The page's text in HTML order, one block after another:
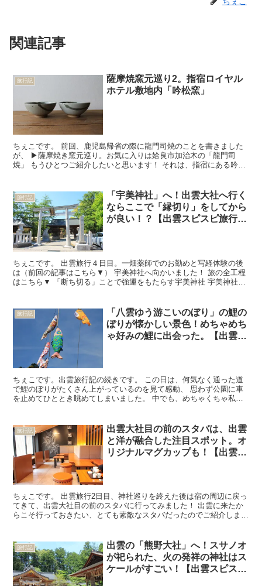
関連記事
旅行記
薩摩焼窯元巡り2。指宿ロイヤル
ホテル敷地内「吟松窯」
ちぇこです。 前回、鹿児島帰省の際に龍門司焼のことを書きました
が、 ▶薩摩焼き窯元巡り。お気に入りは姶良市加治木の「龍門司
焼」 もうひとつご紹介したいと思います！ それは、指宿にある吟松
旅行記
「宇美神社」へ！出雲大社へ行く
ならここで「縁切り」をしてから
が良い！？【出雲スピスピ旅行記
ちぇこです。 出雲旅行４日目。一畑薬師でのお勤めと写経体験の後
は（前回の記事はこちら▼） 宇美神社へ向かいました！ 旅の全工程
はこちら▼ 「断ち切る」ことで強運をもたらす宇美神社 宇美神社へ
旅行記
「八雲ゆう游こいのぼり」の鯉の
ぼりが懐かしい景色！めちゃめち
ゃ好みの鯉に出会った。【出雲ス
ちぇこです。出雲旅行記の続きです。 この日は、何気なく通った道
で鯉のぼりがたくさん上がっているのを見て感動、 思わず公園に車
を止めてひととき眺めてしまいました。 中でも、めちゃくちゃ私好
旅行記
出雲大社目の前のスタバは、出雲
と洋が融合した注目スポット。オ
リジナルマグカップも！【出雲ス
ちぇこです。 出雲旅行2日目、神社巡りを終えた後は宿の周辺に戻っ
てきて、出雲大社目の前のスタバに行ってみました！ 出雲に来たか
らこそ行っておきたい、とても素敵なスタバだったのでご紹介しま
旅行記
出雲の「熊野大社」へ！スサノオ
が祀られた、火の発祥の神社はス
ケールがすごい！【出雲スピスピ